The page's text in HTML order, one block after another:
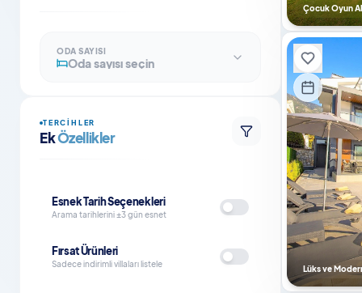
ODA SAYISI
Oda sayısı seçin
TERCIHLER
EkÖzellikler
Esnek Tarih Seçenekleri
Arama tarihlerini ±3 gün esnet
Fırsat Ürünleri
Sadece indirimli villaları listele
Çocuk Oyun
Lüks ve